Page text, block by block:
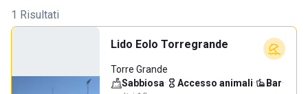
1 Risultati
Lido Eolo Torregrande
Torre Grande
Sabbiosa· Accesso animali· Bar·